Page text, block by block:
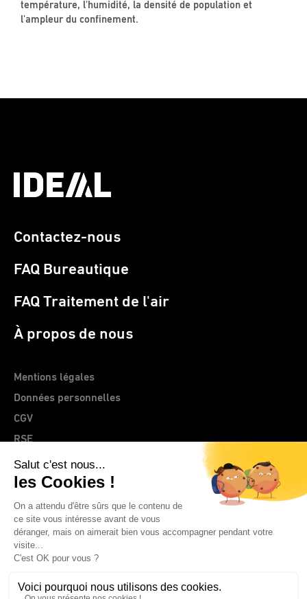
température, l'humidité, la densité de population et
l'ampleur du confinement.
> Site web CLEMENTZ - EUROMEGRAS
Contactez-nous
FAQ Bureautique
FAQ Traitement de l'air
À propos de nous
Mentions légales
Données personnelles
CGV
RSE
© 2026 IDEAL France | CLEMENTZ - EUROMEGRAS